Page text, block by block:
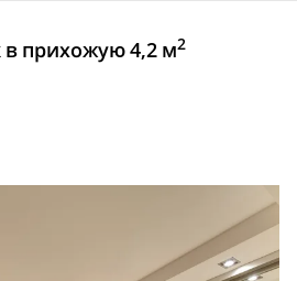
прихожую 4,2 м2